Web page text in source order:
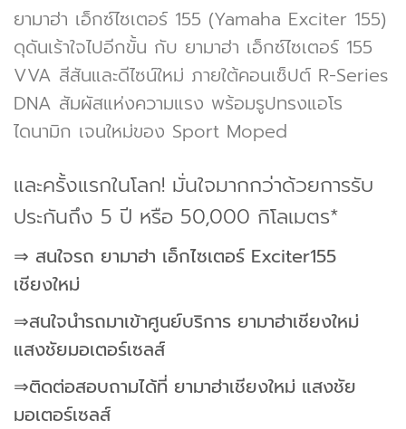
ยามาฮ่า เอ็กซ์ไซเตอร์ 155 (Yamaha Exciter 155)
ดุดันเร้าใจไปอีกขั้น กับ ยามาฮ่า เอ็กซ์ไซเตอร์ 155
VVA สีสันและดีไซน์ใหม่ ภายใต้คอนเซ็ปต์ R-Series
DNA สัมผัสแห่งความแรง พร้อมรูปทรงแอโร
ไดนามิก เจนใหม่ของ Sport Moped
และครั้งแรกในโลก! มั่นใจมากกว่าด้วยการรับ
ประกันถึง 5 ปี หรือ 50,000 กิโลเมตร*
⇒ สนใจรถ ยามาฮ่า เอ็กไซเตอร์ Exciter155
เชียงใหม่
⇒สนใจนำรถมาเข้าศูนย์บริการ ยามาฮ่าเชียงใหม่
แสงชัยมอเตอร์เซลส์
⇒ติดต่อสอบถามได้ที่ ยามาฮ่าเชียงใหม่ แสงชัย
มอเตอร์เซลส์